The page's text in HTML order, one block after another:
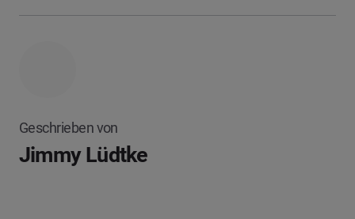
Geschrieben von
Jimmy Lüdtke